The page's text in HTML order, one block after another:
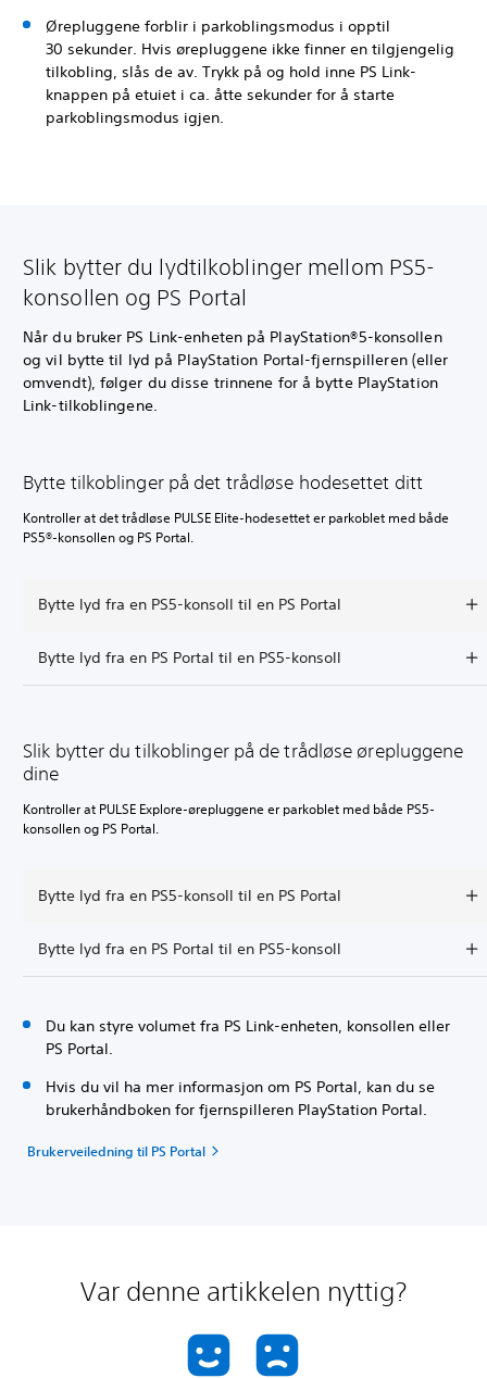
Ørepluggene forblir i parkoblingsmodus i opptil
30 sekunder. Hvis ørepluggene ikke finner en tilgjengelig
tilkobling, slås de av. Trykk på og hold inne PS Link-
knappen på etuiet i ca. åtte sekunder for å starte
parkoblingsmodus igjen.
Slik bytter du lydtilkoblinger mellom PS5-
konsollen og PS Portal
Når du bruker PS Link-enheten på PlayStation®5-konsollen
og vil bytte til lyd på PlayStation Portal-fjernspilleren (eller
omvendt), følger du disse trinnene for å bytte PlayStation
Link-tilkoblingene.
Bytte tilkoblinger på det trådløse hodesettet ditt
Kontroller at det trådløse PULSE Elite-hodesettet er parkoblet med både
PS5®-konsollen og PS Portal.
Bytte lyd fra en PS5-konsoll til en PS Portal
Bytte lyd fra en PS Portal til en PS5-konsoll
Slik bytter du tilkoblinger på de trådløse ørepluggene
dine
Kontroller at PULSE Explore-ørepluggene er parkoblet med både PS5-
konsollen og PS Portal.
Bytte lyd fra en PS5-konsoll til en PS Portal
Bytte lyd fra en PS Portal til en PS5-konsoll
Du kan styre volumet fra PS Link-enheten, konsollen eller
PS Portal.
Hvis du vil ha mer informasjon om PS Portal, kan du se
brukerhåndboken for fjernspilleren PlayStation Portal.
Brukerveiledning til PS Portal
Var denne artikkelen nyttig?